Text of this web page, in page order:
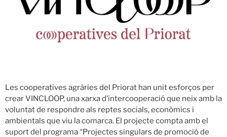
Les cooperatives agràries del Priorat han unit esforços per
crear VINCLOOP, una xarxa d’intercooperació que neix amb la
voluntat de respondre als reptes socials, econòmics i
ambientals que viu la comarca. El projecte compta amb el
suport del programa “Projectes singulars de promoció de